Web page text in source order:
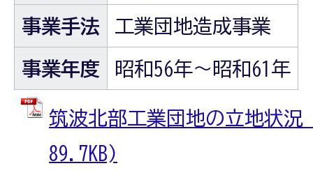
事業手法 工業団地造成事業
事業年度 昭和56年～昭和61年
筑波北部工業団地の立地状況
89.7KB)